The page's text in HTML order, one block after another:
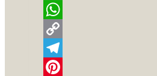
Email
WhatsApp
Copy
Link
Telegram